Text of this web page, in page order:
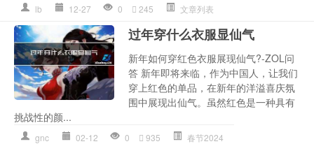
lb 12-27 0 245 文章列表
过年穿什么衣服显仙气
新年如何穿红色衣服展现仙气?-ZOL问
答 新年即将来临，作为中国人，让我们
穿上红色的单品，在新年的洋溢喜庆氛
围中展现出仙气。虽然红色是一种具有
挑战性的颜...
gnc 02-12 0 935 春节2024